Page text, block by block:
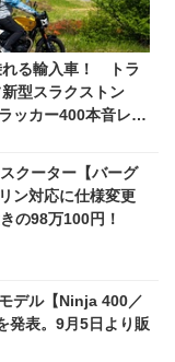
れる輸入車！ トラ
型スラクストン
ッカー400本音レビ
長154cmの足着き
クーター【バーグ
ン対応に仕様変更
の98万100円！
デル【Ninja 400／
発表。9月5日より販